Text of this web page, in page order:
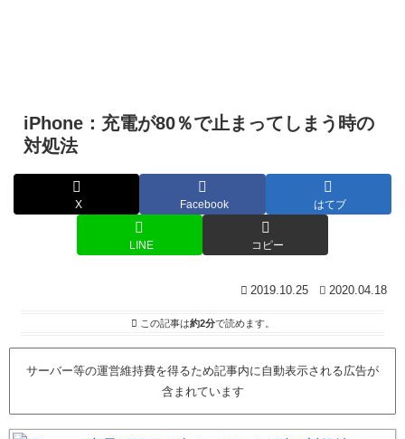
iPhone：充電が80％で止まってしまう時の
対処法
X Facebook はてブ
LINE コピー
2019.10.25 2020.04.18
この記事は約2分で読めます。
サーバー等の運営維持費を得るため記事内に自動表示される広告が
含まれています